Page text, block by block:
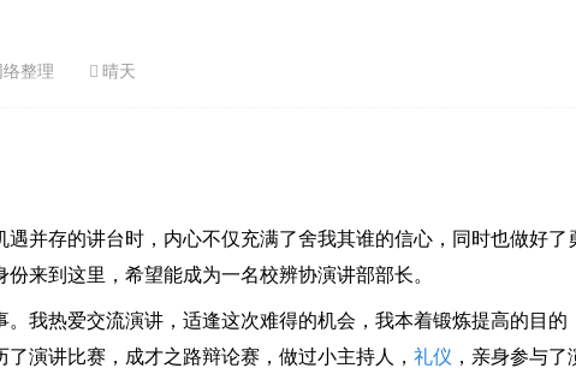
络整理 晴天
存的讲台时，内心不仅充满了舍我其谁的信心，同时也做好了
来到这里，希望能成为一名校辨协演讲部部长。
热爱交流演讲，适逢这次难得的机会，我本着锻炼提高的目的
演讲比赛，成才之路辩论赛，做过小主持人， 礼仪 ，亲身参与